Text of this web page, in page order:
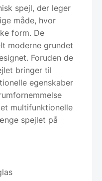
spejl, der leger
måde, hvor
form. De
moderne grundet
Foruden de
bringer til
egenskaber
multifunktionelle
spejlet på